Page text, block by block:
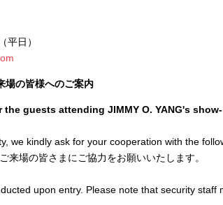
平日）
場の皆様へのご案内
guests attending JIMMY O. YANG's show-
we kindly ask for your cooperation with the
来場の皆さまにご協力をお願いいたします。
upon entry. Please note that security